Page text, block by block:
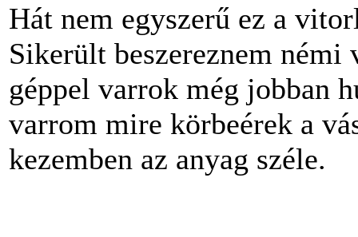
Hát nem egyszerű ez a
Sikerült beszereznem némi
géppel varrok még jobban
varrom mire körbeérek a
kezemben az anyag széle.